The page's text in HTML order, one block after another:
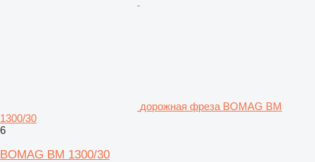
дорожная фреза BOMAG BM
1300/30
6
BOMAG BM 1300/30